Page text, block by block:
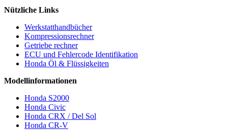
Nützliche Links
Werkstatthandbücher
Kompressionsrechner
Getriebe rechner
ECU und Fehlercode Identifikation
Honda Öl & Flüssigkeiten
Modellinformationen
Honda S2000
Honda Civic
Honda CRX / Del Sol
Honda CR-V